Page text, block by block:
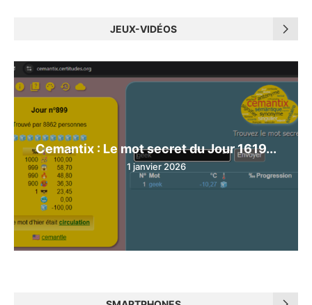
JEUX-VIDÉOS
Cemantix : Le mot secret du Jour 1619...
1 janvier 2026